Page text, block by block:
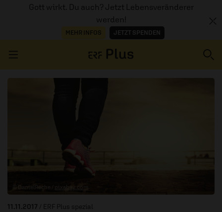
Gott wirkt. Du auch? Jetzt Lebensveränderer
werden!
MEHR INFOS JETZT SPENDEN
11.11.2017 / ERF Plus spezial